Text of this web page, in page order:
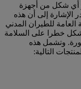
أي شكل من أجهزة
الإشارة إلى أن هذه
للطيران المدني
خطرا على السلامة
وتشمل هذه
التالية: